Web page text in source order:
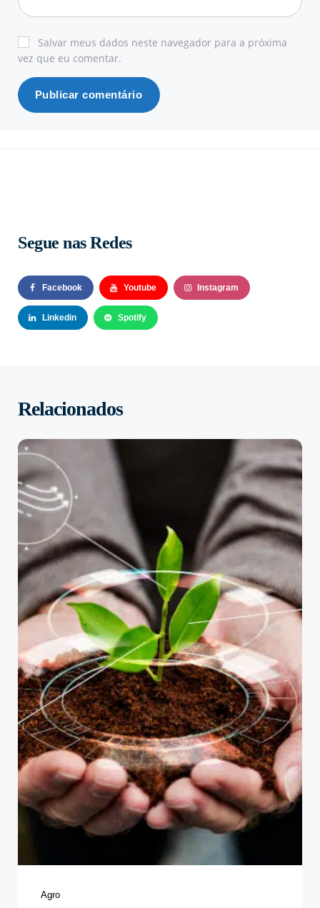
Salvar meus dados neste navegador para a próxima
vez que eu comentar.
Segue nas Redes
Facebook Youtube Instagram
Linkedin Spotify
Relacionados
Categories
Agro